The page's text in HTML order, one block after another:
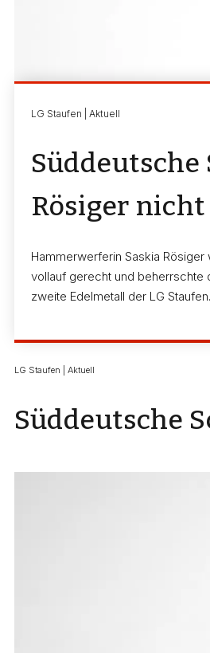
LG Staufen | Aktuell
Rösiger
Hammerwerferin Saskia
vollauf gerecht und beherrschte
zweite Edelmetall der LG Staufen.
LG Staufen | Aktuell
Süddeutsche
Offiziell startberechtigt sind